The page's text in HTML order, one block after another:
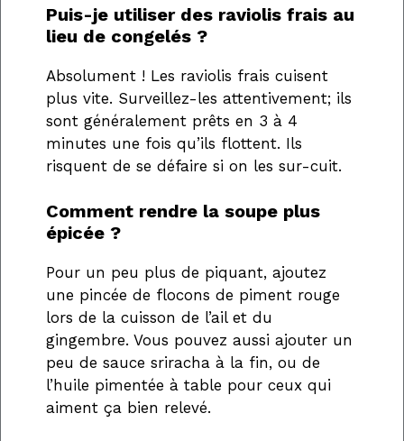
Puis-je utiliser des raviolis frais au
lieu de congelés ?
Absolument ! Les raviolis frais cuisent
plus vite. Surveillez-les attentivement; ils
sont généralement prêts en 3 à 4
minutes une fois qu’ils flottent. Ils
risquent de se défaire si on les sur-cuit.
Comment rendre la soupe plus
épicée ?
Pour un peu plus de piquant, ajoutez
une pincée de flocons de piment rouge
lors de la cuisson de l’ail et du
gingembre. Vous pouvez aussi ajouter un
peu de sauce sriracha à la fin, ou de
l’huile pimentée à table pour ceux qui
aiment ça bien relevé.